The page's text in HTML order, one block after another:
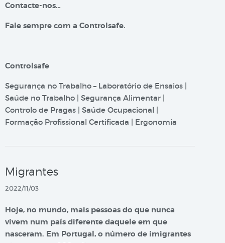
Contacte-nos…
Fale sempre com a Controlsafe.
Controlsafe
Segurança no Trabalho – Laboratório de Ensaios |
Saúde no Trabalho | Segurança Alimentar |
Controlo de Pragas | Saúde Ocupacional |
Formação Profissional Certificada | Ergonomia
Migrantes
2022/11/03
Hoje, no mundo, mais pessoas do que nunca
vivem num país diferente daquele em que
nasceram. Em Portugal, o número de imigrantes